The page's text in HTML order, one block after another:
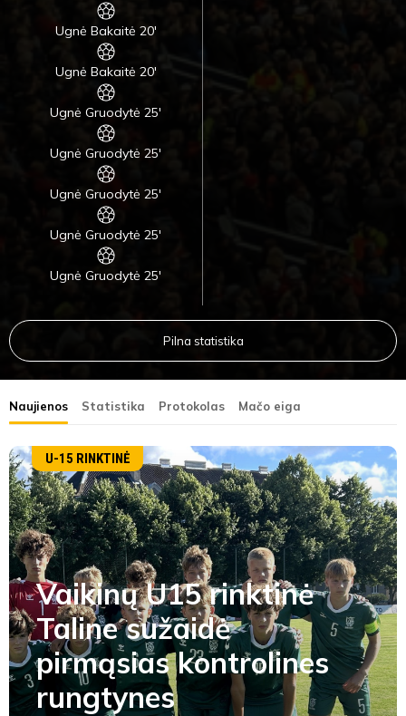
Ugnė Bakaitė 20'
Ugnė Bakaitė 20'
Ugnė Gruodytė 25'
Ugnė Gruodytė 25'
Ugnė Gruodytė 25'
Ugnė Gruodytė 25'
Ugnė Gruodytė 25'
Pilna statistika
Naujienos Statistika Protokolas Mačo eiga
U-15 RINKTINĖ
Vaikinų U15 rinktinė
Taline sužaidė
pirmąsias kontrolines
rungtynes